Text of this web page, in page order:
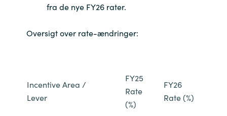
Sri Lanka
Switzerland
fra de nye FY26 rater.
Oversigt over rate-ændringer:
Incentive Area /
Lever
FY25
Rate
(%)
FY26
Rate (%)